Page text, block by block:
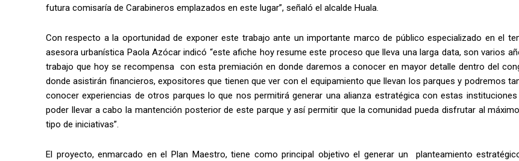
futura comisaría de Carabineros emplazados en este lugar”, señaló el alcalde Huala.
Con respecto a la oportunidad de exponer este trabajo ante un importante marco de público especializado en el
asesora urbanística Paola Azócar indicó “este afiche hoy resume este proceso que lleva una larga data, son varios
trabajo que hoy se recompensa con esta premiación en donde daremos a conocer en mayor detalle dentro del
donde asistirán financieros, expositores que tienen que ver con el equipamiento que llevan los parques y podremos
conocer experiencias de otros parques lo que nos permitirá generar una alianza estratégica con estas instituciones
poder llevar a cabo la mantención posterior de este parque y así permitir que la comunidad pueda disfrutar al
tipo de iniciativas”.
El proyecto, enmarcado en el Plan Maestro, tiene como principal objetivo el generar un planteamiento